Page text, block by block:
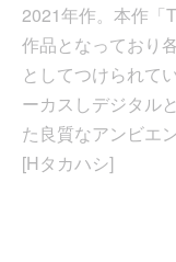
2021年作。本作「
作品となっており
としてつけられて
ーカスしデジタル
た良質なアンビエ
[Hタカハシ]